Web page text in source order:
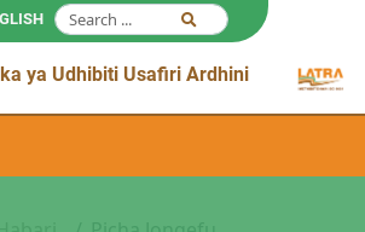
ya Udhibiti Usafiri Ardhini